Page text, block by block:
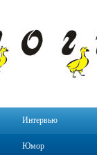
Интервью
Юмор